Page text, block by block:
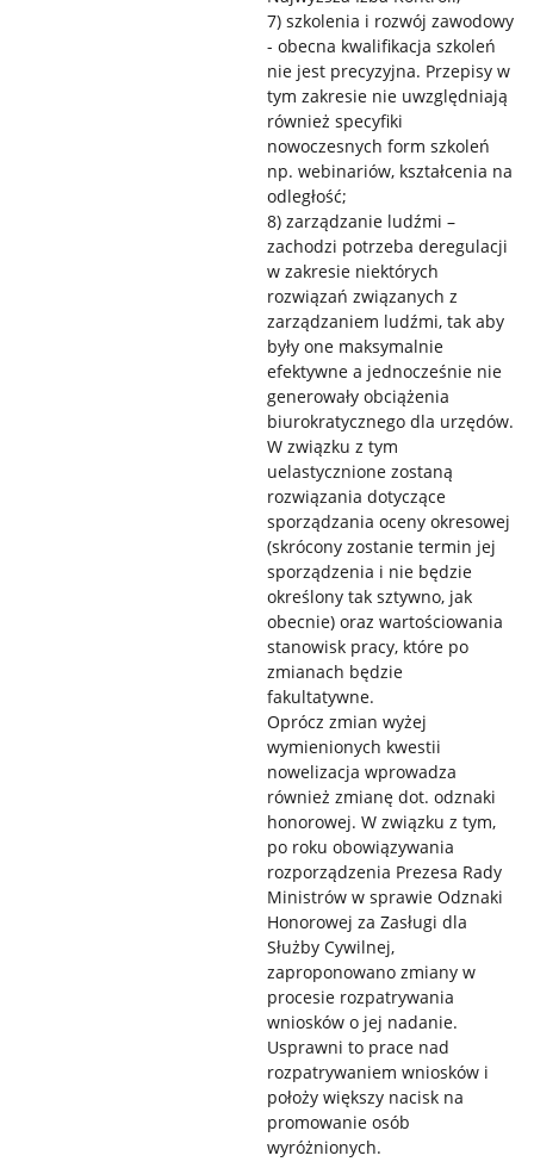
7) szkolenia i rozwój zawodowy
- obecna kwalifikacja szkoleń
nie jest precyzyjna. Przepisy w
tym zakresie nie uwzględniają
również specyfiki
nowoczesnych form szkoleń
np. webinariów, kształcenia na
odległość;
8) zarządzanie ludźmi –
zachodzi potrzeba deregulacji
w zakresie niektórych
rozwiązań związanych z
zarządzaniem ludźmi, tak aby
były one maksymalnie
efektywne a jednocześnie nie
generowały obciążenia
biurokratycznego dla urzędów.
W związku z tym
uelastycznione zostaną
rozwiązania dotyczące
sporządzania oceny okresowej
(skrócony zostanie termin jej
sporządzenia i nie będzie
określony tak sztywno, jak
obecnie) oraz wartościowania
stanowisk pracy, które po
zmianach będzie
fakultatywne.
Oprócz zmian wyżej
wymienionych kwestii
nowelizacja wprowadza
również zmianę dot. odznaki
honorowej. W związku z tym,
po roku obowiązywania
rozporządzenia Prezesa Rady
Ministrów w sprawie Odznaki
Honorowej za Zasługi dla
Służby Cywilnej,
zaproponowano zmiany w
procesie rozpatrywania
wniosków o jej nadanie.
Usprawni to prace nad
rozpatrywaniem wniosków i
położy większy nacisk na
promowanie osób
wyróżnionych.